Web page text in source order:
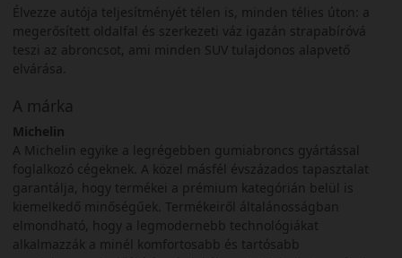
Élvezze autója teljesítményét télen is, minden télies úton: a
megerősített oldalfal és szerkezeti váz igazán strapabíróvá
teszi az abroncsot, ami minden SUV tulajdonos alapvető
elvárása.
A márka
Michelin
A Michelin egyike a legrégebben gumiabroncs gyártással
foglalkozó cégeknek. A közel másfél évszázados tapasztalat
garantálja, hogy termékei a prémium kategórián belül is
kiemelkedő minőségűek. Termékeiről általánosságban
elmondható, hogy a legmodernebb technológiákat
alkalmazzák a minél komfortosabb és tartósabb